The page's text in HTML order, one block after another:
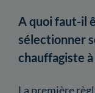
A quoi faut-il
sélectionner
chauffagiste
La première